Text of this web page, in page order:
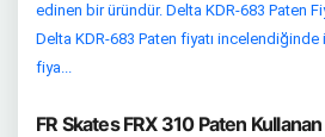
edinen bir üründür. Delta KDR-683 Paten
Delta KDR-683 Paten fiyatı incelendiğinde
fiya...
FR Skates FRX 310 Paten Kullanan